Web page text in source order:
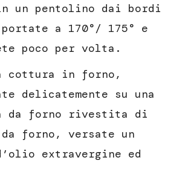
un pentolino dai bordi
a 170°/ 175° e
poco per volta.
cottura in forno,
delicatemente su una
da forno rivestita di
forno, versate un
extravergine ed